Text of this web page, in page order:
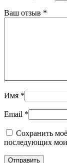
Ваш отзыв *
Имя *
Email *
Сохранить
последующих